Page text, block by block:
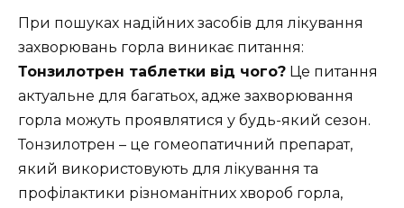
При пошуках надійних засобів для лікування
захворювань горла виникає питання:
Тонзилотрен таблетки від чого? Це питання
актуальне для багатьох, адже захворювання
горла можуть проявлятися у будь-який сезон.
Тонзилотрен – це гомеопатичний препарат,
який використовують для лікування та
профілактики різноманітних хвороб горла,